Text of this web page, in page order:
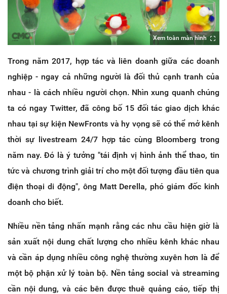
Xem toàn màn hình
Trong năm 2017, hợp tác và liên doanh giữa các doanh
nghiệp - ngay cả những người là đối thủ cạnh tranh của
nhau - là cách nhiều người chọn. Nhìn xung quanh chúng
ta có ngay Twitter, đã công bố 15 đối tác giao dịch khác
nhau tại sự kiện NewFronts và hy vọng sẽ có thể mở kênh
thời sự livestream 24/7 hợp tác cùng Bloomberg trong
năm nay. Đó là ý tưởng "tái định vị hình ảnh thể thao, tin
tức và chương trình giải trí cho một đối tượng đầu tiên qua
điện thoại di động", ông Matt Derella, phó giám đốc kinh
doanh cho biết.
Nhiều nền tảng nhấn mạnh rằng các nhu cầu hiện giờ là
sản xuất nội dung chất lượng cho nhiều kênh khác nhau
và cần áp dụng nhiều công nghệ thường xuyên hơn là để
một bộ phận xử lý toàn bộ. Nền tảng social và streaming
cần nội dung, và các bên được thuê quảng cáo, tiếp thị